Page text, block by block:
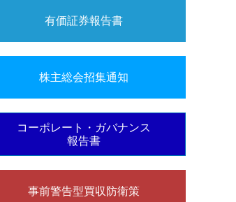
有価証券報告書
株主総会招集通知
コーポレート・ガバナンス
報告書
事前警告型買収防衛策